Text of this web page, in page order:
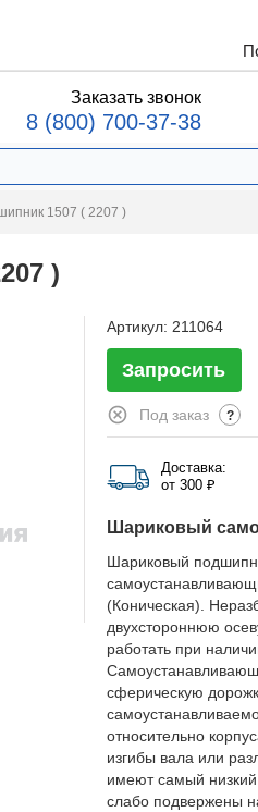
Заказать звонок
8 (800) 700-37-38
1507 ( 2207 )
)
Артикул: 211064
Запросить
Под заказ ?
Доставка:
от 300 ₽
Шариковый
Шариковый
(Коническая).
двухстороннюю
работать при
сферическую
относительно
изгибы вала или
имеют самый
слабо подвержены